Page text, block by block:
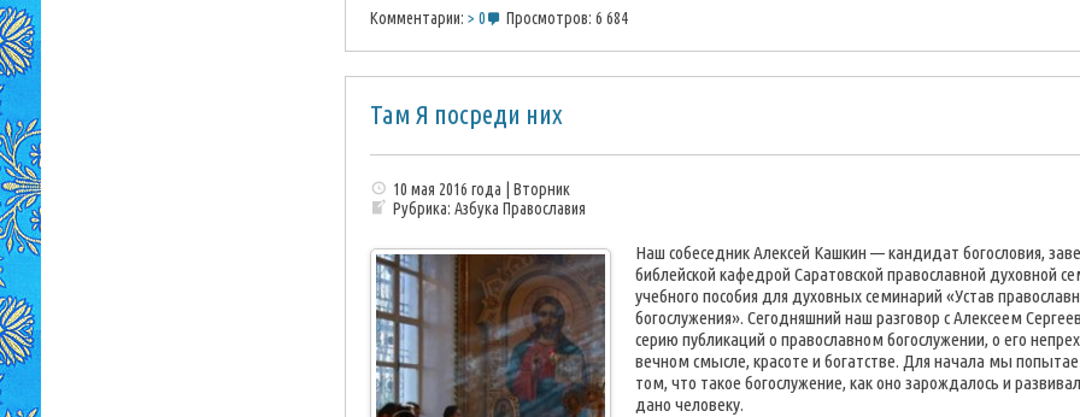
Комментарии: 0 Просмотров: 6 684
Там Я посреди них
10 мая 2016 года | Вторник
Рубрика:Азбука Православия
Наш собеседник Алексей Кашкин — кандидат богословия,
библейской кафедрой Саратовской православной духовной
учебного пособия для духовных семинарий «Устав
богослужения». Сегодняшний наш разговор с Алексеем
серию публикаций о православном богослужении, о его
вечном смысле, красоте и богатстве. Для начала мы
том, что такое богослужение, как оно зарождалось и
дано человеку.